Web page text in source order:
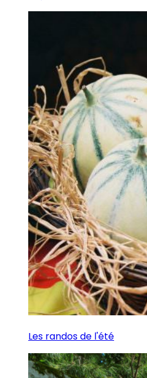
Les randos de l'été